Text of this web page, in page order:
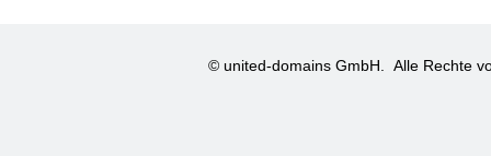
© united-domains GmbH. Alle Rechte